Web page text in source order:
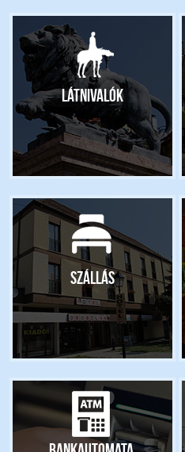
Látnivalók
Szállás